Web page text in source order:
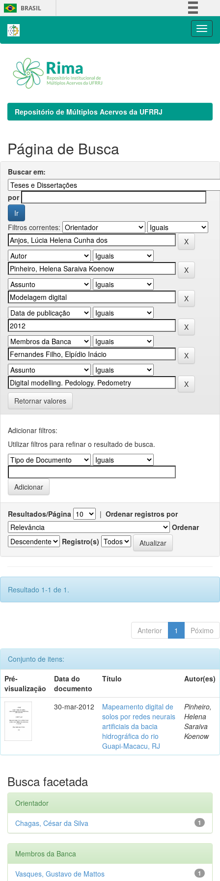
Skip
navigation
BRASIL
Repositório de Múltiplos Acervos da UFRRJ
Página de Busca
Buscar em:
por
Filtros correntes:
Retornar valores
Adicionar filtros:
Utilizar filtros para refinar o resultado de busca.
Resultados/Página | Ordenar registros por
Ordenar
Registro(s)
Resultado 1-1 de 1.
Anterior 1 Póximo
Conjunto de itens:
Pré-
visualização
Data do
documento
Título Autor(es)
30-mar-2012
Mapeamento digital de
solos por redes neurais
artificiais da bacia
hidrográfica do rio
Guapi-Macacu, RJ
Pinheiro,
Helena
Saraiva
Koenow
Busca facetada
Orientador
1
Chagas, César da Silva
Membros da Banca
1
Vasques, Gustavo de Mattos